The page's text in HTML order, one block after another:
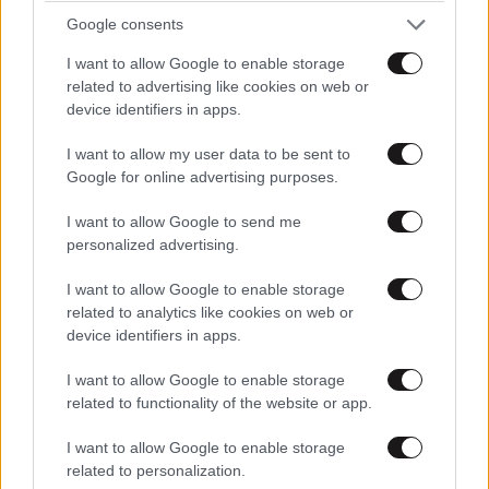
Google consents
I want to allow Google to enable storage
related to advertising like cookies on web or
device identifiers in apps.
I want to allow my user data to be sent to
Google for online advertising purposes.
I want to allow Google to send me
personalized advertising.
I want to allow Google to enable storage
related to analytics like cookies on web or
device identifiers in apps.
I want to allow Google to enable storage
related to functionality of the website or app.
I want to allow Google to enable storage
related to personalization.
Αριστερός φασιστας
Βάσει σχεδίου βαίνει το σχέδιο των κομμουνιστών να
καταστρέψουν την ελλαδα.
kostasm 31·07·2015 01:00
Θετικο οτι φευγουν φτανει να μην ξαναγυρισουν.Το
δημοφιλεστερο επαγγελμα στην Ελλαδα ειναι
επιχειρηματιας.Οχι μονο η Βουλγαρια δεν τους
SteliosK 31·07·2015 15:53